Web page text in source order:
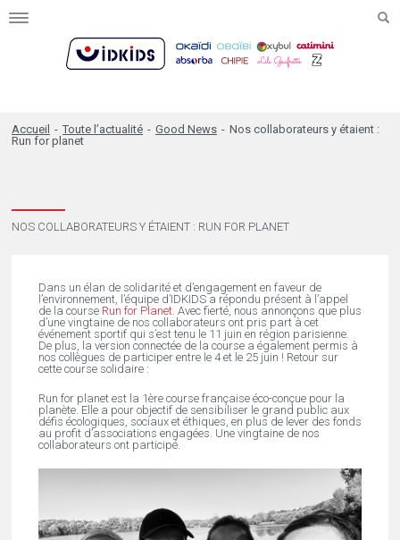
Toggle
Accueil - Toute l’actualité - Good News - Nos collaborateurs y étaient :
Run for planet
NOS COLLABORATEURS Y ÉTAIENT : RUN FOR PLANET
Dans un élan de solidarité et d’engagement en faveur de
l’environnement, l’équipe d’IDKIDS a répondu présent à l’appel
de la course Run for Planet. Avec fierté, nous annonçons que plus
d’une vingtaine de nos collaborateurs ont pris part à cet
événement sportif qui s’est tenu le 11 juin en région parisienne.
De plus, la version connectée de la course a également permis à
nos collègues de participer entre le 4 et le 25 juin ! Retour sur
cette course solidaire :
Run for planet est la 1ère course française éco-conçue pour la
planète. Elle a pour objectif de sensibiliser le grand public aux
défis écologiques, sociaux et éthiques, en plus de lever des fonds
au profit d’associations engagées. Une vingtaine de nos
collaborateurs ont participé.